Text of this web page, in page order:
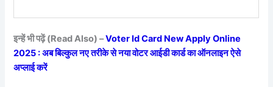
इन्हें भी पढ़ें (Read Also) –Voter Id Card New Apply Online
2025 : अब बिल्कुल नए तरीके से नया वोटर आईडी कार्ड का ऑनलाइन ऐसे
अप्लाई करें